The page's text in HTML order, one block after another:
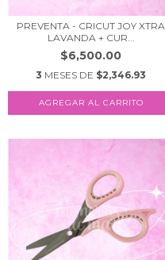
PREVENTA - CRICUT JOY XTRA
LAVANDA + CUR...
$6,500.00
3 MESES DE $2,346.93